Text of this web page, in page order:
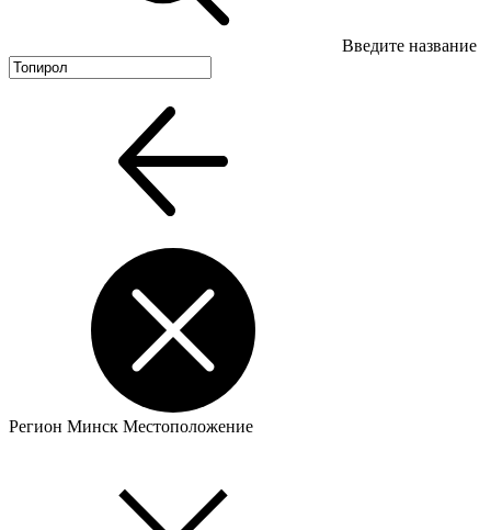
Введите название
Регион Минск Местоположение